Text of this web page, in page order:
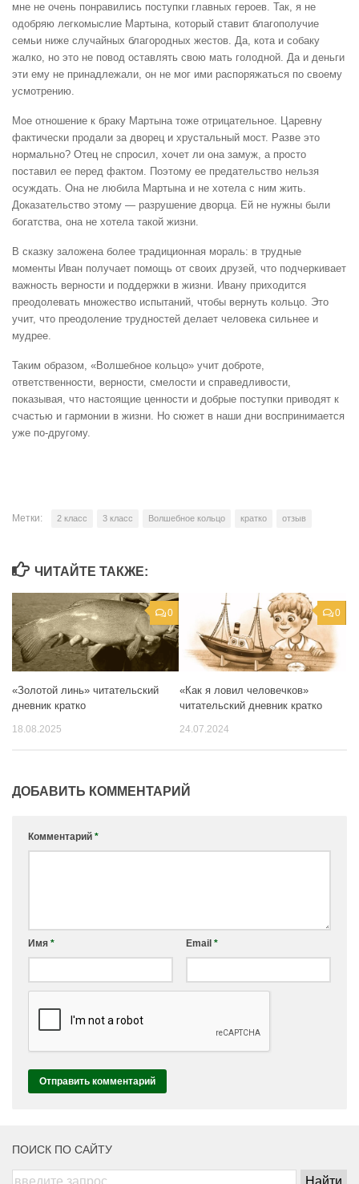
мне не очень понравились поступки главных героев. Так, я не
одобряю легкомыслие Мартына, который ставит благополучие
семьи ниже случайных благородных жестов. Да, кота и собаку
жалко, но это не повод оставлять свою мать голодной. Да и деньги
эти ему не принадлежали, он не мог ими распоряжаться по своему
усмотрению.
Мое отношение к браку Мартына тоже отрицательное. Царевну
фактически продали за дворец и хрустальный мост. Разве это
нормально? Отец не спросил, хочет ли она замуж, а просто
поставил ее перед фактом. Поэтому ее предательство нельзя
осуждать. Она не любила Мартына и не хотела с ним жить.
Доказательство этому — разрушение дворца. Ей не нужны были
богатства, она не хотела такой жизни.
В сказку заложена более традиционная мораль: в трудные
моменты Иван получает помощь от своих друзей, что подчеркивает
важность верности и поддержки в жизни. Ивану приходится
преодолевать множество испытаний, чтобы вернуть кольцо. Это
учит, что преодоление трудностей делает человека сильнее и
мудрее.
Таким образом, «Волшебное кольцо» учит доброте,
ответственности, верности, смелости и справедливости,
показывая, что настоящие ценности и добрые поступки приводят к
счастью и гармонии в жизни. Но сюжет в наши дни воспринимается
уже по-другому.
Метки: 2 класс 3 класс Волшебное кольцо кратко отзыв
ЧИТАЙТЕ ТАКЖЕ:
0
«Золотой линь» читательский
дневник кратко
18.08.2025
0
«Как я ловил человечков»
читательский дневник кратко
24.07.2024
ДОБАВИТЬ КОММЕНТАРИЙ
Комментарий *
Имя * Email *
ПОИСК ПО САЙТУ